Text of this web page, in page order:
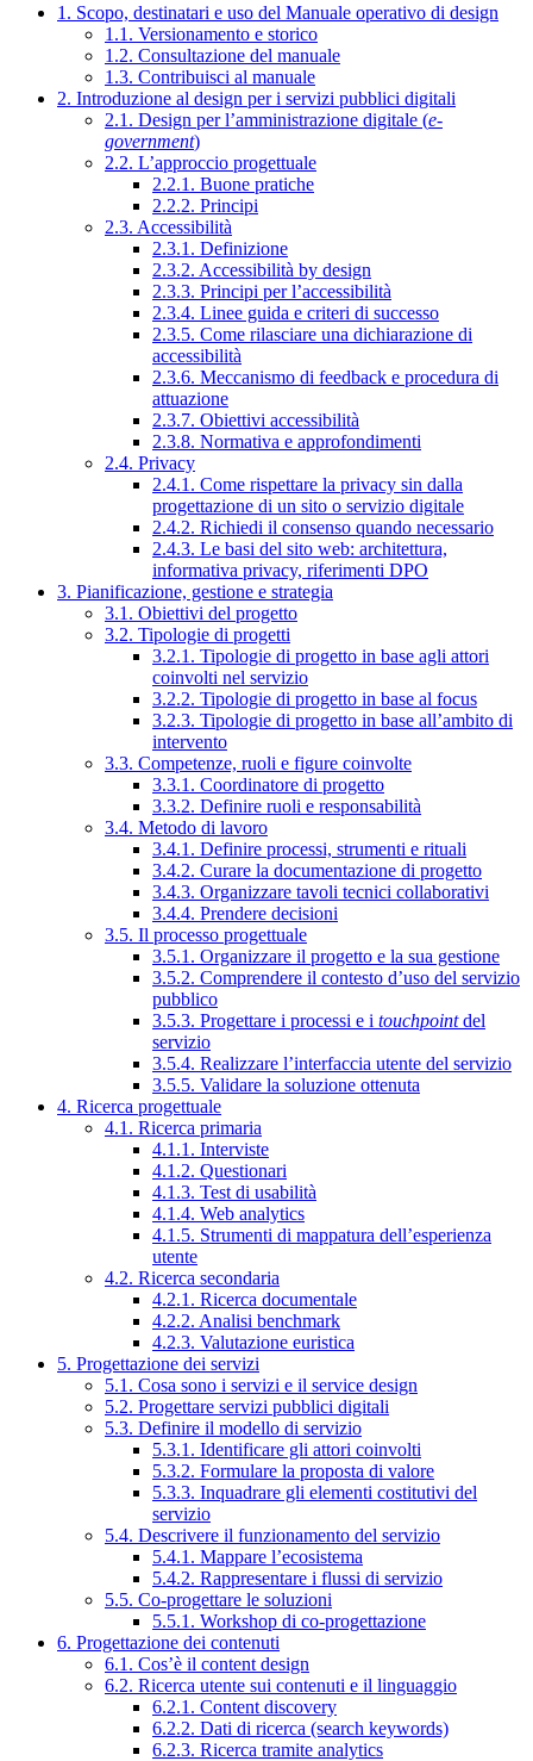
1. Scopo, destinatari e uso del Manuale operativo di design
1.1. Versionamento e storico
1.2. Consultazione del manuale
1.3. Contribuisci al manuale
2. Introduzione al design per i servizi pubblici digitali
2.1. Design per l’amministrazione digitale (e-
government)
2.2. L’approccio progettuale
2.2.1. Buone pratiche
2.2.2. Principi
2.3. Accessibilità
2.3.1. Definizione
2.3.2. Accessibilità by design
2.3.3. Principi per l’accessibilità
2.3.4. Linee guida e criteri di successo
2.3.5. Come rilasciare una dichiarazione di
accessibilità
2.3.6. Meccanismo di feedback e procedura di
attuazione
2.3.7. Obiettivi accessibilità
2.3.8. Normativa e approfondimenti
2.4. Privacy
2.4.1. Come rispettare la privacy sin dalla
progettazione di un sito o servizio digitale
2.4.2. Richiedi il consenso quando necessario
2.4.3. Le basi del sito web: architettura,
informativa privacy, riferimenti DPO
3. Pianificazione, gestione e strategia
3.1. Obiettivi del progetto
3.2. Tipologie di progetti
3.2.1. Tipologie di progetto in base agli attori
coinvolti nel servizio
3.2.2. Tipologie di progetto in base al focus
3.2.3. Tipologie di progetto in base all’ambito di
intervento
3.3. Competenze, ruoli e figure coinvolte
3.3.1. Coordinatore di progetto
3.3.2. Definire ruoli e responsabilità
3.4. Metodo di lavoro
3.4.1. Definire processi, strumenti e rituali
3.4.2. Curare la documentazione di progetto
3.4.3. Organizzare tavoli tecnici collaborativi
3.4.4. Prendere decisioni
3.5. Il processo progettuale
3.5.1. Organizzare il progetto e la sua gestione
3.5.2. Comprendere il contesto d’uso del servizio
pubblico
3.5.3. Progettare i processi e i touchpointdel
servizio
3.5.4. Realizzare l’interfaccia utente del servizio
3.5.5. Validare la soluzione ottenuta
4. Ricerca progettuale
4.1. Ricerca primaria
4.1.1. Interviste
4.1.2. Questionari
4.1.3. Test di usabilità
4.1.4. Web analytics
4.1.5. Strumenti di mappatura dell’esperienza
utente
4.2. Ricerca secondaria
4.2.1. Ricerca documentale
4.2.2. Analisi benchmark
4.2.3. Valutazione euristica
5. Progettazione dei servizi
5.1. Cosa sono i servizi e il service design
5.2. Progettare servizi pubblici digitali
5.3. Definire il modello di servizio
5.3.1. Identificare gli attori coinvolti
5.3.2. Formulare la proposta di valore
5.3.3. Inquadrare gli elementi costitutivi del
servizio
5.4. Descrivere il funzionamento del servizio
5.4.1. Mappare l’ecosistema
5.4.2. Rappresentare i flussi di servizio
5.5. Co-progettare le soluzioni
5.5.1. Workshop di co-progettazione
6. Progettazione dei contenuti
6.1. Cos’è il content design
6.2. Ricerca utente sui contenuti e il linguaggio
6.2.1. Content discovery
6.2.2. Dati di ricerca (search keywords)
6.2.3. Ricerca tramite analytics